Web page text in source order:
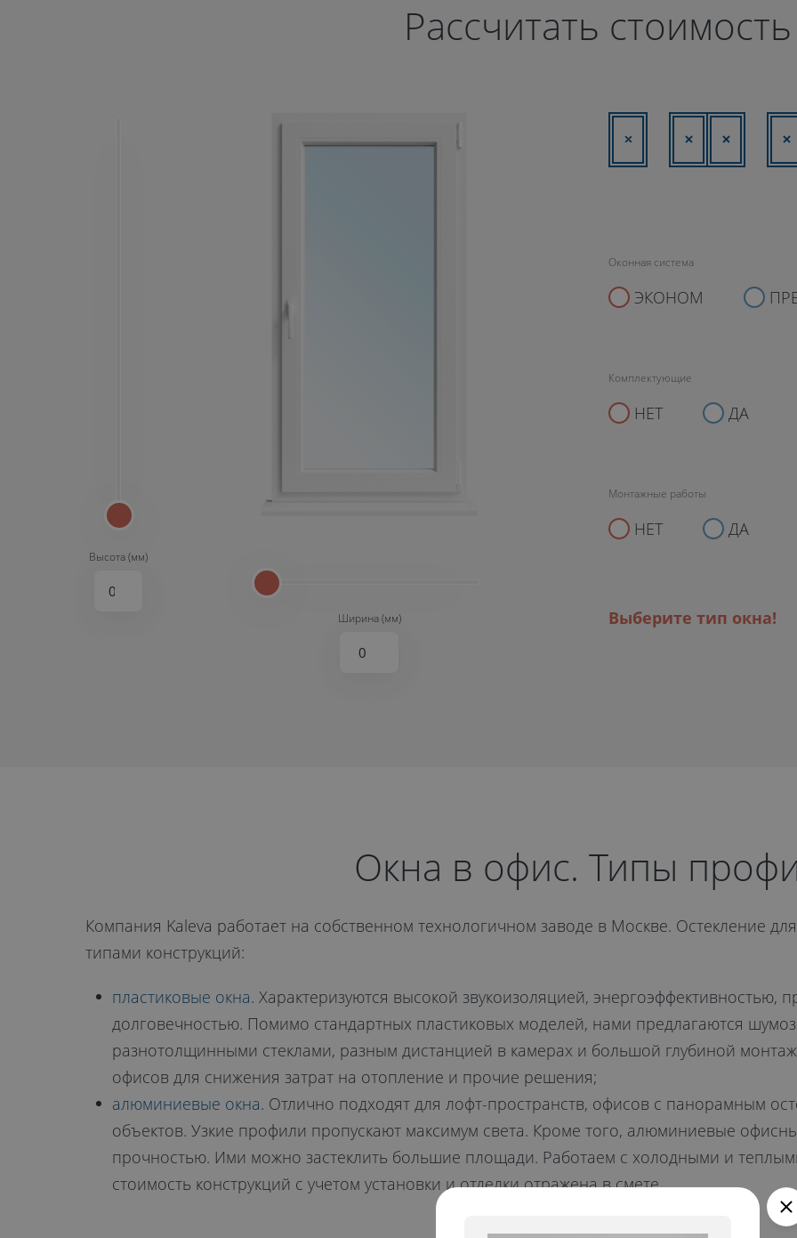
Рассчитать стоимость
Высота (мм)
Ширина (мм)
Оконная система
ЭКОНОМ
Комплектующие
НЕТ ДА
Монтажные работы
НЕТ ДА
Выберите тип окна!
Окна в офис. Типы
Компания Kaleva работает на собственном технологичном заводе в Москве. Остекление
типами конструкций:
пластиковые окна. Характеризуются высокой звукоизоляцией, энергоэффективностью,
долговечностью. Помимо стандартных пластиковых моделей, нами предлагаются
разнотолщинными стеклами, разным дистанцией в камерах и большой глубиной
офисов для снижения затрат на отопление и прочие решения;
алюминиевые окна. Отлично подходят для лофт-пространств, офисов с панорамным
объектов. Узкие профили пропускают максимум света. Кроме того, алюминиевые
прочностью. Ими можно застеклить большие площади. Работаем с холодными и
стоимость конструкций с учетом установки и отделки отражена в смете.